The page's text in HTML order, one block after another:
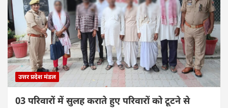
उत्तर प्रदेश मंडल
03 परिवारों में सुलह कराते हुए परिवारों को टूटने से